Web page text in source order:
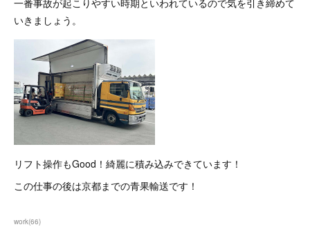
一番事故が起こりやすい時期といわれているので気を引き締めて
いきましょう。
リフト操作もGood！綺麗に積み込みできています！
この仕事の後は京都までの青果輸送です！
work(66)